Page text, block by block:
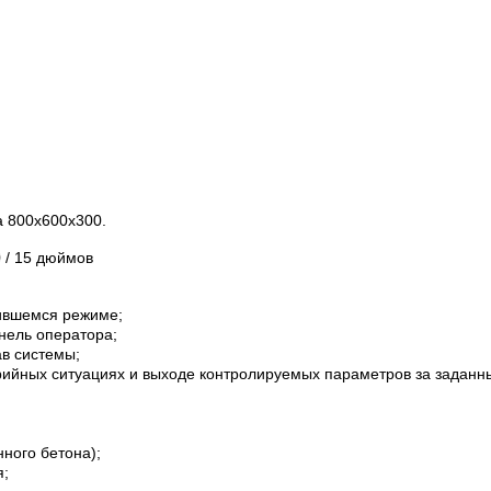
/ 15 дюймов
режиме;
оператора;
системы;
ситуациях и выходе контролируемых параметров за
бетона);